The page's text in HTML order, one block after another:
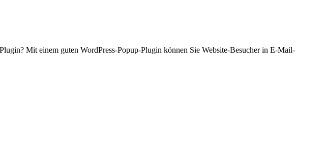
Mit einem guten WordPress-Popup-Plugin können Sie Website-Besucher in E-Mail-